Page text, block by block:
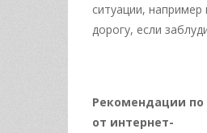
ситуации, например
дорогу, если
Рекомендации
от интернет-